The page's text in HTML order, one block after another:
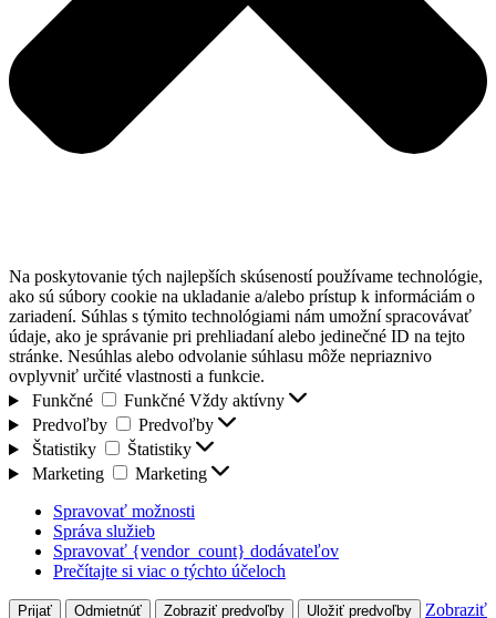
Na poskytovanie tých najlepších skúseností používame technológie,
ako sú súbory cookie na ukladanie a/alebo prístup k informáciám o
zariadení. Súhlas s týmito technológiami nám umožní spracovávať
údaje, ako je správanie pri prehliadaní alebo jedinečné ID na tejto
stránke. Nesúhlas alebo odvolanie súhlasu môže nepriaznivo
ovplyvniť určité vlastnosti a funkcie.
Funkčné
Funkčné Vždy aktívny
Predvoľby
Predvoľby
Štatistiky
Štatistiky
Marketing
Marketing
Spravovať možnosti
Správa služieb
Spravovať {vendor_count} dodávateľov
Prečítajte si viac o týchto účeloch
Prijať Odmietnúť Zobraziť predvoľby Uložiť predvoľby
Zobraziť